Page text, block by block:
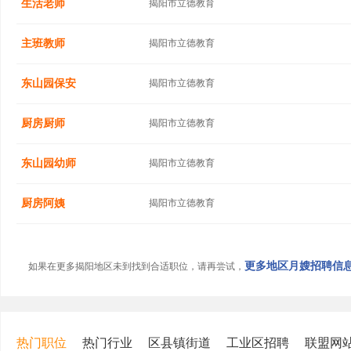
生活老师 揭阳市立德教育
主班教师 揭阳市立德教育
东山园保安 揭阳市立德教育
厨房厨师 揭阳市立德教育
东山园幼师 揭阳市立德教育
厨房阿姨 揭阳市立德教育
如果在更多揭阳地区未到找到合适职位，请再尝试， 更多地区月嫂招聘信
热门职位 热门行业 区县镇街道 工业区招聘 联盟网